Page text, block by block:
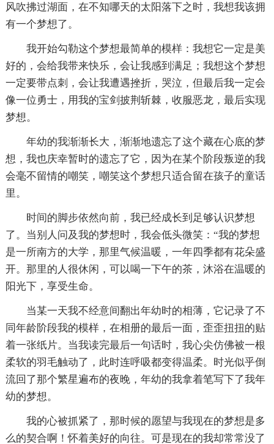
风吹拂过湖面，在不知哪天的太阳落下之时，我想我该拥
有一个梦想了。
我开始勾勒这个梦想最简单的模样：我想它一定是美
好的，会给我带来快乐，会让我感到满足；我想这个梦想
一定要带点刺，会让我遭遇挫折，哭泣，但最后我一定会
像一位勇士，用我的宝剑披荆斩棘，收服恶龙，最后实现
梦想。
年幼的我渐渐长大，渐渐地遗忘了这个藏在心底的梦
想，我也庆幸暂时的遗忘了它，因为在某个阶段叛逆的我
会毫不留情的嘲笑，嘲笑这个梦想只适合留在孩子的童话
里。
时间的脚步依然向前，我已经成长到足够认识梦想
了。当别人问及我的梦想时，我会低头微笑：“我的梦想
是一所南方的大学，那里气候温暖，一年四季都有花朵盛
开。那里的人很休闲，可以喝一下午的茶，沐浴在温暖的
阳光下，享受生命。
当某一天我不经意间翻出年幼时的相薄，它记录了不
同年龄阶段我的模样，在相册的最后一面，歪歪扭扭的贴
着一张纸片。当我读完最后一句话时，我心尖仿佛被一根
柔软的羽毛触动了，此时连呼吸都变得温柔。时光似乎倒
流回了那个繁星遍布的夜晚，年幼的我拿着笔写下了我年
幼的梦想。
我的心被抓紧了，那时候的愿望与我现在的梦想是多
么的契合啊！怀着美好的向往。可是现在的我却常常没了